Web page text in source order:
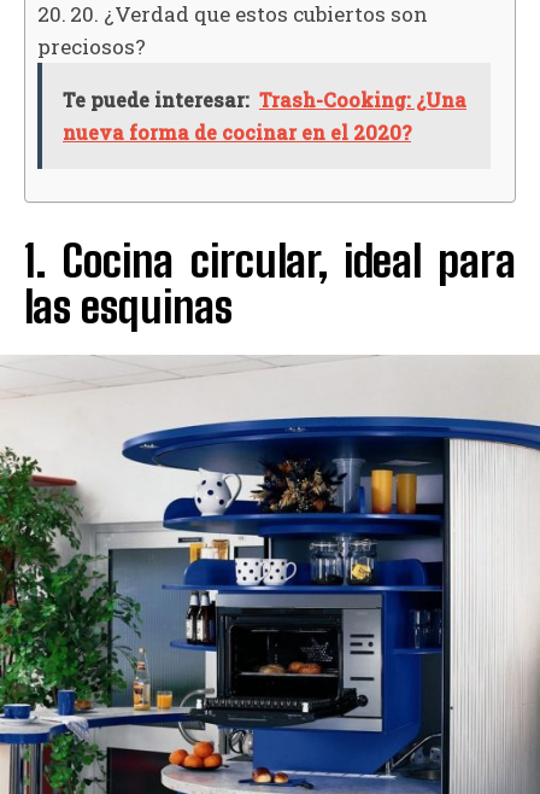
20. ¿Verdad que estos cubiertos son
preciosos?
Te puede interesar: Trash-Cooking: ¿Una
nueva forma de cocinar en el 2020?
1. Cocina circular, ideal para
las esquinas